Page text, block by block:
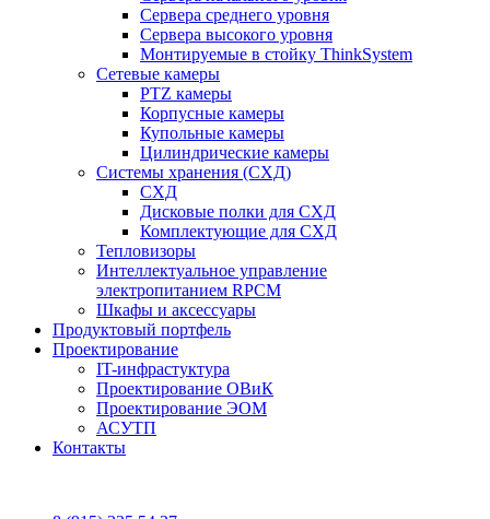
Сервера среднего уровня
Сервера высокого уровня
Монтируемые в стойку ThinkSystem
Сетевые камеры
PTZ камеры
Корпусные камеры
Купольные камеры
Цилиндрические камеры
Системы хранения (СХД)
СХД
Дисковые полки для СХД
Комплектующие для СХД
Тепловизоры
Интеллектуальное управление
электропитанием RPCM
Шкафы и аксессуары
Продуктовый портфель
Проектирование
IT-инфрастуктура
Проектирование ОВиК
Проектирование ЭОМ
АСУТП
Контакты